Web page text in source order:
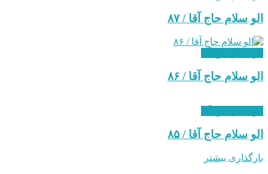
الو سلام حاج آقا / ۸۷
الو سلام حاج آقا / ۸۶
الو سلام حاج آقا / ۸۵
بارگذاری بیشتر